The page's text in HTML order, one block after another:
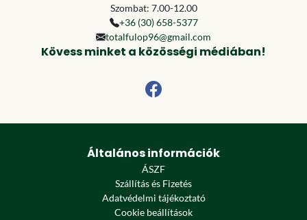
Szombat: 7.00-12.00
+36 (30) 658-5377
totalfulop96@gmail.com
Kövess minket a közösségi médiában!
Általános információk
ÁSZF
Szállítás és Fizetés
Adatvédelmi tájékoztató
Cookie beállítások